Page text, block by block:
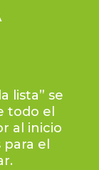
lista” se
todo el
al inicio
el